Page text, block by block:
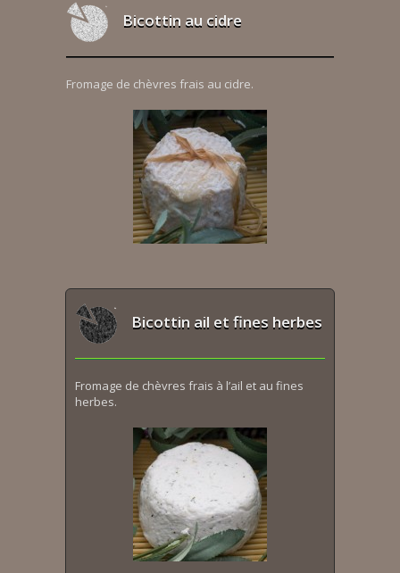
Bicottin au cidre
Fromage de chèvres frais au cidre.
Bicottin ail et fines herbes
Fromage de chèvres frais à l’ail et au fines
herbes.